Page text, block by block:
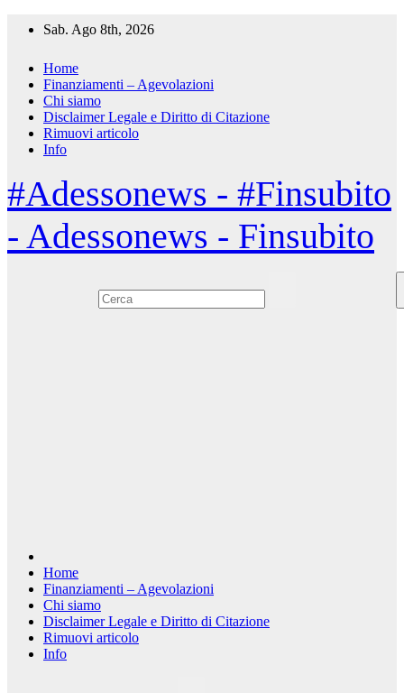
Sab. Ago 8th, 2026
Home
Finanziamenti – Agevolazioni
Chi siamo
Disclaimer Legale e Diritto di Citazione
Rimuovi articolo
Info
#Adessonews - #Finsubito
- Adessonews - Finsubito
Home
Finanziamenti – Agevolazioni
Chi siamo
Disclaimer Legale e Diritto di Citazione
Rimuovi articolo
Info